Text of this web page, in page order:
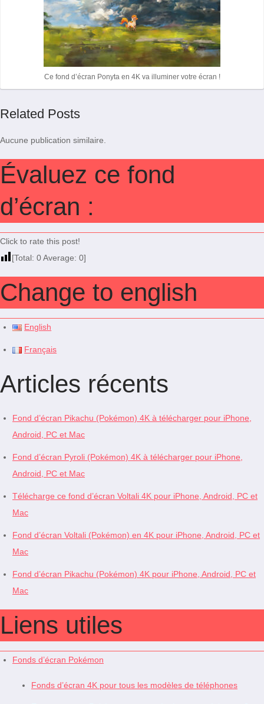
Ce fond d’écran Ponyta en 4K va illuminer votre écran !
Related Posts
Aucune publication similaire.
Évaluez ce fond
d’écran :
Click to rate this post!
[Total: 0Average: 0]
Change to english
English
Français
Articles récents
Fond d’écran Pikachu (Pokémon) 4K à télécharger pour iPhone,
Android, PC et Mac
Fond d’écran Pyroli (Pokémon) 4K à télécharger pour iPhone,
Android, PC et Mac
Télécharge ce fond d’écran Voltali 4K pour iPhone, Android, PC et
Mac
Fond d’écran Voltali (Pokémon) en 4K pour iPhone, Android, PC et
Mac
Fond d’écran Pikachu (Pokémon) 4K pour iPhone, Android, PC et
Mac
Liens utiles
Fonds d’écran Pokémon
Fonds d’écran 4K pour tous les modèles de téléphones